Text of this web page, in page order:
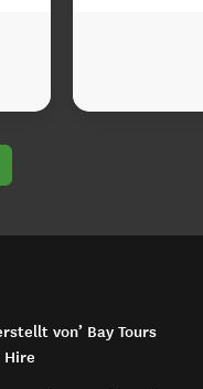
von’ Bay Tours
Hire